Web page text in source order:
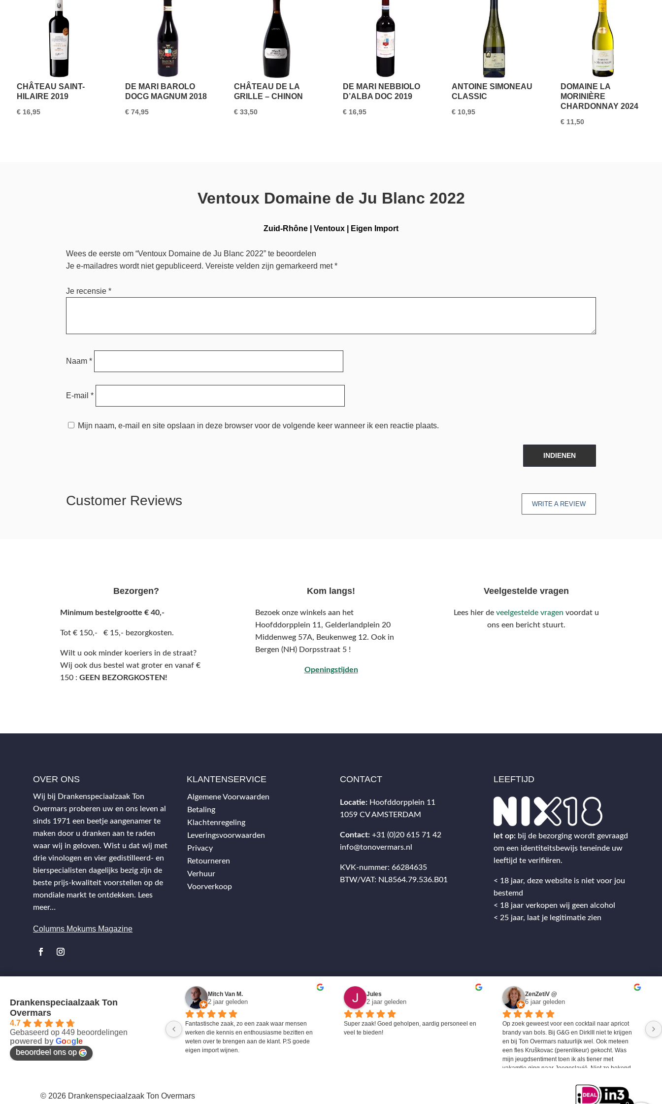
CHÂTEAU SAINT-
HILAIRE 2019
€16,95
DE MARI BAROLO
DOCG MAGNUM 2018
€ 74,95
CHÂTEAU DE LA
GRILLE – CHINON
€ 33,50
DE MARI NEBBIOLO
D’ALBA DOC 2019
€ 16,95
ANTOINE SIMONEAU
CLASSIC
€ 10,95
DOMAINE LA
MORINIÈRE
CHARDONNAY 2024
€11,50
Ventoux Domaine de Ju Blanc 2022
Zuid-Rhône Ventoux Eigen Import
Wees de eerste om “Ventoux Domaine de Ju Blanc 2022” te beoordelen
Je e-mailadres wordt niet gepubliceerd. Vereiste velden zijn gemarkeerd met*
Je recensie*
Naam*
E-mail*
Mijn naam, e-mail en site opslaan in deze browser voor de volgende keer wanneer ik een reactie plaats.
INDIENEN
Customer Reviews WRITE A REVIEW
Bezorgen?
Minimum bestelgrootte € 40,-
Tot € 150,- € 15,- bezorgkosten.
Wilt u ook minder koeriers in de straat?
Wij ook dus bestel wat groter en vanaf €
150 : GEEN BEZORGKOSTEN!
Kom langs!
Bezoek onze winkels aan het
Hoofddorpplein 11, Gelderlandplein 20
Middenweg 57A, Beukenweg 12. Ook in
Bergen (NH) Dorpsstraat 5 !
Openingstijden
Veelgestelde vragen
Lees hier de veelgestelde vragen voordat u
ons een bericht stuurt.
OVER ONS
Wij bij Drankenspeciaalzaak Ton
Overmars proberen uw en ons leven al
sinds 1971 een beetje aangenamer te
maken door u dranken aan te raden
waar wij in geloven. Wist u dat wij met
drie vinologen en vier gedistilleerd- en
bierspecialisten dagelijks bezig zijn de
beste prijs-kwaliteit voorstellen op de
mondiale markt te ontdekken. Lees
meer…
Columns Mokums Magazine
KLANTENSERVICE
Algemene Voorwaarden
Betaling
Klachtenregeling
Leveringsvoorwaarden
Privacy
Retourneren
Verhuur
Voorverkoop
CONTACT
Locatie: Hoofddorpplein 11
1059 CV AMSTERDAM
Contact: +31 (0)20 615 71 42
info@tonovermars.nl
KVK-nummer: 66284635
BTW/VAT: NL8564.79.536.B01
LEEFTIJD
let op: bij de bezorging wordt gevraagd
om een identiteitsbewijs teneinde uw
leeftijd te verifiëren.
< 18 jaar, deze website is niet voor jou
bestemd
< 18 jaar verkopen wij geen alcohol
< 25 jaar, laat je legitimatie zien
Drankenspeciaalzaak Ton
Overmars
4.7
Gebaseerd op 449 beoordelingen
powered by Goog e
beoordeel ons op
Mitch Van M.
2 jaar geleden
Fantastische zaak, zo een zaak waar mensen
werken die kennis en enthousiasme bezitten en
weten over te brengen aan de klant. P.S goede
eigen import wijnen.
Jules
2 jaar geleden
Super zaak! Goed geholpen, aardig personeel en
veel te bieden!
ZenZetiV @
6 jaar geleden
Op zoek geweest voor een cocktail naar apricot
brandy van bols. Bij G&G en DirkIII niet te krijgen
en bij Ton Overmars natuurlijk wel. Ook meteen
een fles Kruškovac (perenlikeur) gekocht. Was
mijn jeugdsentiment toen ik als tiener met
vakamtie ging naar Joegoslavië. Niet zo bekend
© 2026 Drankenspeciaalzaak Ton Overmars